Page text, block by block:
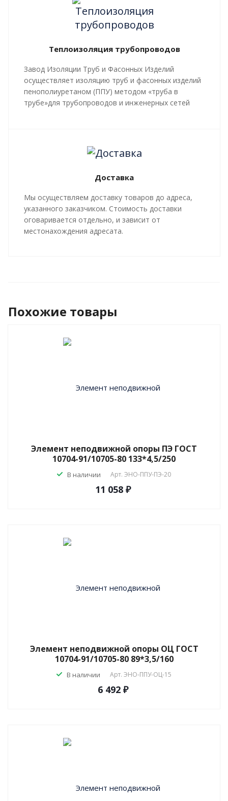
Теплоизоляция трубопроводов
Завод Изоляции Труб и Фасонных Изделий
осуществляет изоляцию труб и фасонных изделий
пенополиуретаном (ППУ) методом «труба в
трубе»для трубопроводов и инженерных сетей
Все работы, производящиеся в рамках
мероприятий по изоляции труб и трубопроводной
и СТ 4937-001-18929664-04.
Доставка
Мы осуществляем доставку товаров до адреса,
указанного заказчиком. Стоимость доставки
оговаривается отдельно, и зависит от
местонахождения адресата.
Похожие товары
Элемент неподвижной опоры ПЭ ГОСТ
10704-91/10705-80 133*4,5/250
В наличии Арт. ЭНО-ППУ-ПЭ-20
11 058 ₽
Элемент неподвижной опоры ОЦ ГОСТ
10704-91/10705-80 89*3,5/160
В наличии Арт. ЭНО-ППУ-ОЦ-15
6 492 ₽